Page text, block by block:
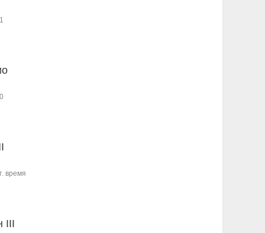
время
III